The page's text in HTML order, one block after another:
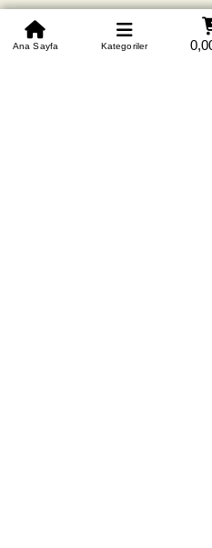
0850
Beden Tablosu Banka Hesapları
Ana Sayfa Kategoriler